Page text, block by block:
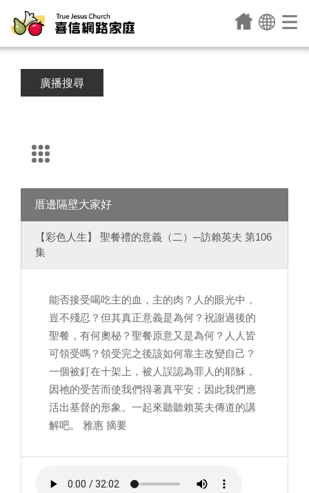
廣播搜尋
厝邊隔壁大家好
【彩色人生】 聖餐禮的意義（二）─訪賴英夫 第106
集
能否接受喝吃主的血，主的肉？人的眼光中，
豈不殘忍？但其真正意義是為何？祝謝過後的
聖餐，有何奧秘？聖餐原意又是為何？人人皆
可領受嗎？領受完之後該如何靠主改變自己？
一個被釘在十架上，被人誤認為罪人的耶穌，
因祂的受苦而使我們得著真平安；因此我們應
活出基督的形象。一起來聽聽賴英夫傳道的講
解吧。 雅惠 摘要